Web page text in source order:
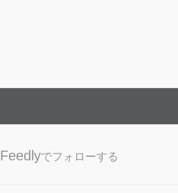
Feedlyでフォローする